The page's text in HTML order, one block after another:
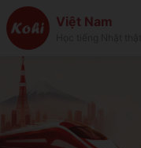
Việt Nam